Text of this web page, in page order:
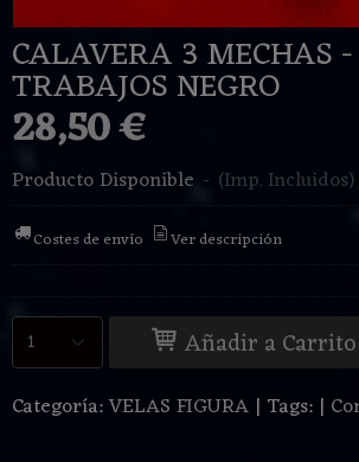
CALAVERA 3 MECHAS
TRABAJOS NEGRO
28,50 €
Producto Disponible - (Imp. Incluidos)
Costes de envío Ver descripción
Añadir a Carrito
Categoría:VELAS FIGURA | Tags: |